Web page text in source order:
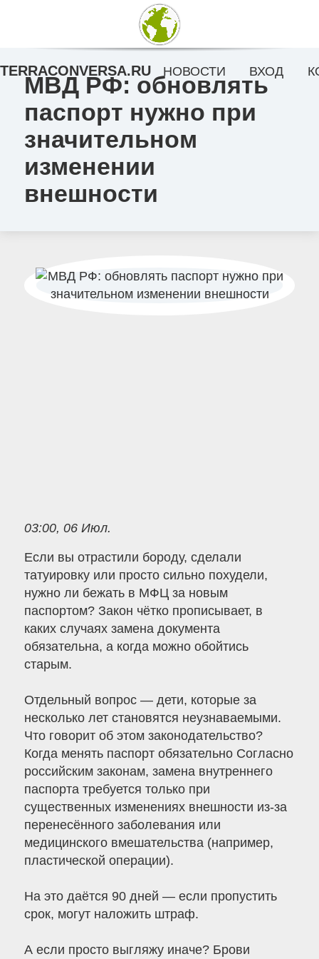
МВД РФ: обновлять
паспорт нужно при
значительном
изменении
внешности
03:00, 06 Июл.
Если вы отрастили бороду, сделали
татуировку или просто сильно похудели,
нужно ли бежать в МФЦ за новым
паспортом? Закон чётко прописывает, в
каких случаях замена документа
обязательна, а когда можно обойтись
старым.
Отдельный вопрос — дети, которые за
несколько лет становятся неузнаваемыми.
Что говорит об этом законодательство?
Когда менять паспорт обязательно Согласно
российским законам, замена внутреннего
паспорта требуется только при
существенных изменениях внешности из-за
перенесённого заболевания или
медицинского вмешательства (например,
пластической операции).
На это даётся 90 дней — если пропустить
срок, могут наложить штраф.
А если просто выгляжу иначе? Брови
TERRACONVERSA.RU НОВОСТИ ВХОД